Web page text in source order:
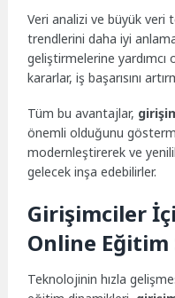
Veri analizi ve büyük veri
trendlerini daha iyi
geliştirmelerine
kararlar, iş başarısını
Tüm bu avantajlar,
önemli olduğunu
modernleştirerek ve
gelecek inşa edebilirler.
Girişimciler
Online
Teknolojinin hızla